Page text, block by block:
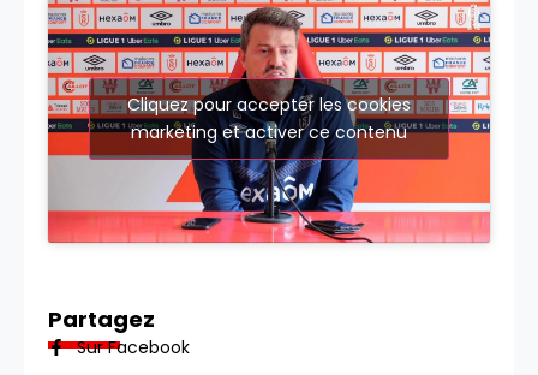
Cliquez pour accepter les cookies
marketing et activer ce contenu
Partagez
Sur Facebook